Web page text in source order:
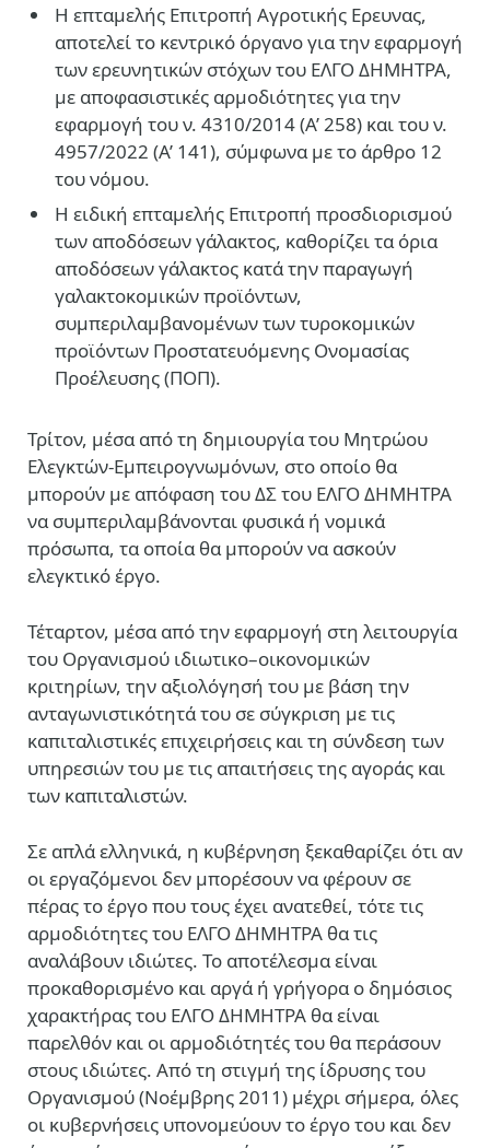
Η επταμελής Επιτροπή Αγροτικής Ερευνας,
αποτελεί το κεντρικό όργανο για την εφαρμογή
των ερευνητικών στόχων του ΕΛΓΟ ΔΗΜΗΤΡΑ,
με αποφασιστικές αρμοδιότητες για την
εφαρμογή του ν. 4310/2014 (Α’ 258) και του ν.
4957/2022 (Α’ 141), σύμφωνα με το άρθρο 12
του νόμου.
Η ειδική επταμελής Επιτροπή προσδιορισμού
των αποδόσεων γάλακτος, καθορίζει τα όρια
αποδόσεων γάλακτος κατά την παραγωγή
γαλακτοκομικών προϊόντων,
συμπεριλαμβανομένων των τυροκομικών
προϊόντων Προστατευόμενης Ονομασίας
Προέλευσης (ΠΟΠ).
Τρίτον, μέσα από τη δημιουργία του Μητρώου
Ελεγκτών-Εμπειρογνωμόνων, στο οποίο θα
μπορούν με απόφαση του ΔΣ του ΕΛΓΟ ΔΗΜΗΤΡΑ
να συμπεριλαμβάνονται φυσικά ή νομικά
πρόσωπα, τα οποία θα μπορούν να ασκούν
ελεγκτικό έργο.
Τέταρτον, μέσα από την εφαρμογή στη λειτουργία
του Οργανισμού ιδιωτικο–οικονομικών
κριτηρίων, την αξιολόγησή του με βάση την
ανταγωνιστικότητά του σε σύγκριση με τις
καπιταλιστικές επιχειρήσεις και τη σύνδεση των
υπηρεσιών του με τις απαιτήσεις της αγοράς και
των καπιταλιστών.
Σε απλά ελληνικά, η κυβέρνηση ξεκαθαρίζει ότι αν
οι εργαζόμενοι δεν μπορέσουν να φέρουν σε
πέρας το έργο που τους έχει ανατεθεί, τότε τις
αρμοδιότητες του ΕΛΓΟ ΔΗΜΗΤΡΑ θα τις
αναλάβουν ιδιώτες. Το αποτέλεσμα είναι
προκαθορισμένο και αργά ή γρήγορα ο δημόσιος
χαρακτήρας του ΕΛΓΟ ΔΗΜΗΤΡΑ θα είναι
παρελθόν και οι αρμοδιότητές του θα περάσουν
στους ιδιώτες. Από τη στιγμή της ίδρυσης του
Οργανισμού (Νοέμβρης 2011) μέχρι σήμερα, όλες
οι κυβερνήσεις υπονομεύουν το έργο του και δεν